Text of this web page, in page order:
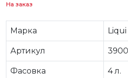
На заказ
Марка
Артикул
Фасовка 4 л.